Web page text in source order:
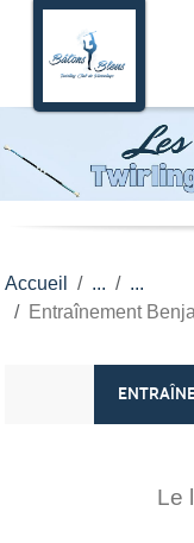
Accueil
Entraînement
Le
Panneau de gestion